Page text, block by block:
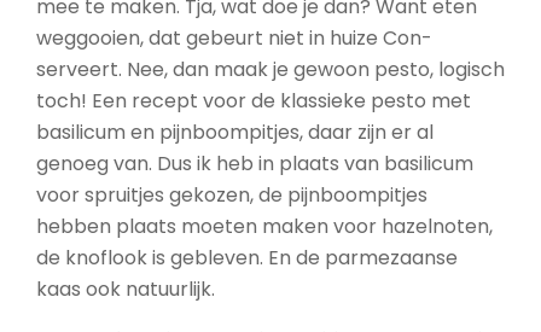
mee te maken. Tja, wat doe je dan? Want eten
weggooien, dat gebeurt niet in huize Con-
serveert. Nee, dan maak je gewoon pesto, logisch
toch! Een recept voor de klassieke pesto met
basilicum en pijnboompitjes, daar zijn er al
genoeg van. Dus ik heb in plaats van basilicum
voor spruitjes gekozen, de pijnboompitjes
hebben plaats moeten maken voor hazelnoten,
de knoflook is gebleven. En de parmezaanse
kaas ook natuurlijk.